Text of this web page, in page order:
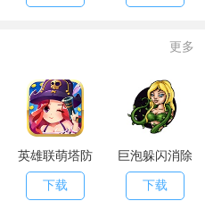
更多
英雄联萌塔防
下载
巨泡躲闪消除
下载